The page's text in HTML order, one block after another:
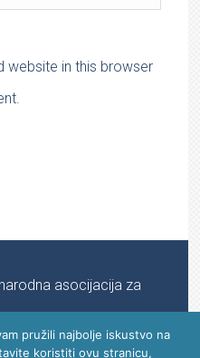
website in this browser
asocijacija za
pružili najbolje iskustvo na
koristiti ovu stranicu,